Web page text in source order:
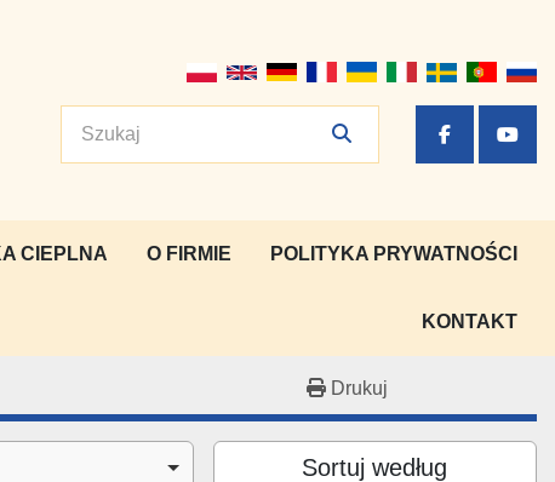
facebook
CIEPLNA O FIRMIE POLITYKA PRYWATNOŚCI
KONTAKT
Drukuj
Sortuj według